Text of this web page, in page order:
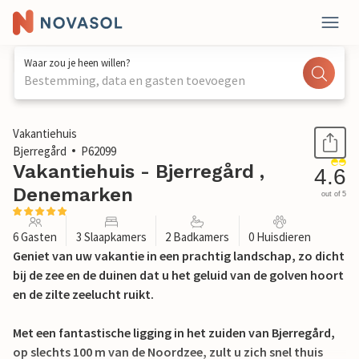
Waar zou je heen willen?
Bestemming, data en gasten toevoegen
1 / 27
Vakantiehuis
Bjerregård
P62099
Vakantiehuis - Bjerregård ,
Denemarken
4.6
out of 5
6 Gasten 3 Slaapkamers 2 Badkamers 0 Huisdieren
Geniet van uw vakantie in een prachtig landschap, zo dicht
bij de zee en de duinen dat u het geluid van de golven hoort
en de zilte zeelucht ruikt.
Met een fantastische ligging in het zuiden van Bjerregård,
op slechts 100 m van de Noordzee, zult u zich snel thuis